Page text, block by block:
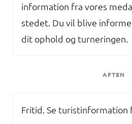
information fra vores
stedet. Du vil blive
dit ophold og turneringen.
AFTEN
Fritid. Se turistinformation